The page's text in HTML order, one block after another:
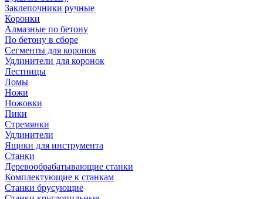
Заклепочники ручные
Коронки
Алмазные по бетону
По бетону в сборе
Сегменты для коронок
Удлинители для коронок
Лестницы
Ломы
Ножи
Ножовки
Пики
Стремянки
Удлинители
Ящики для инструмента
Станки
Деревообрабатывающие станки
Комплектующие к станкам
Станки брусующие